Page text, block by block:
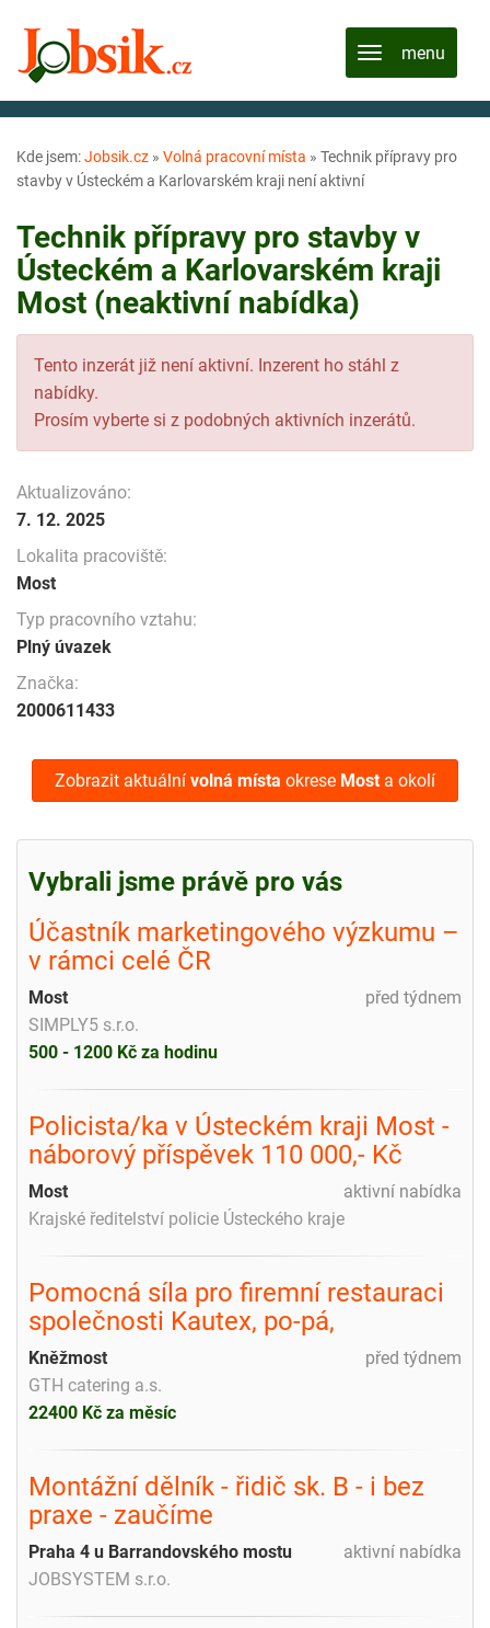
Kde jsem:Jobsik.cz » Volná pracovní místa » Technik přípravy pro
stavby v Ústeckém a Karlovarském kraji není aktivní
Technik přípravy pro stavby v
Ústeckém a Karlovarském kraji
Most (neaktivní nabídka)
Tento inzerát již není aktivní. Inzerent ho stáhl z
nabídky.
Prosím vyberte si z podobných aktivních inzerátů.
Aktualizováno:
7. 12. 2025
Lokalita pracoviště:
Most
Typ pracovního vztahu:
Plný úvazek
Značka:
2000611433
Zobrazit aktuální volná místa okrese Mosta okolí
Vybrali jsme právě pro vás
Účastník marketingového výzkumu –
v rámci celé ČR
před týdnem
Most
SIMPLY5 s.r.o.
500 - 1200 Kč za hodinu
Policista/ka v Ústeckém kraji Most -
náborový příspěvek 110 000,- Kč
aktivní nabídka
Most
Krajské ředitelství policie Ústeckého kraje
Pomocná síla pro firemní restauraci
společnosti Kautex, po-pá,
před týdnem
Kněžmost
GTH catering a.s.
22400 Kč za měsíc
Montážní dělník - řidič sk. B - i bez
praxe - zaučíme
aktivní nabídka
Praha 4 u Barrandovského mostu
JOBSYSTEM s.r.o.